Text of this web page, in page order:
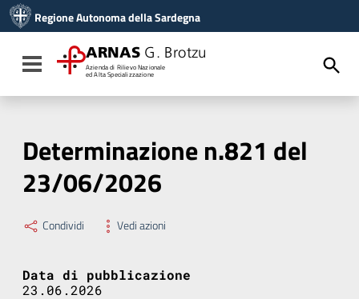
Vai al menu di navigazione
Vai al footer
Regione Autonoma della Sardegna
Toggle navigation
ARNAS G. Brotzu
Azienda di Rilievo Nazionale
ed Alta Specializzazione
Determinazione n.821 del
23/06/2026
Condividi Vedi azioni
Data di pubblicazione
23.06.2026